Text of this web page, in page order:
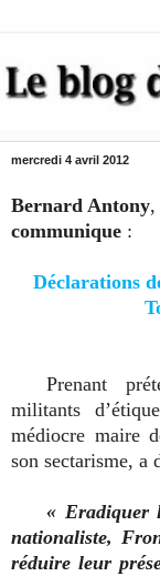
mercredi 4 avril 2012
Bernard Antony,
communique :
Déclarations
Prenant
militants
médiocre maire
son sectarisme, a
« Eradiquer
nationaliste,
réduire leur